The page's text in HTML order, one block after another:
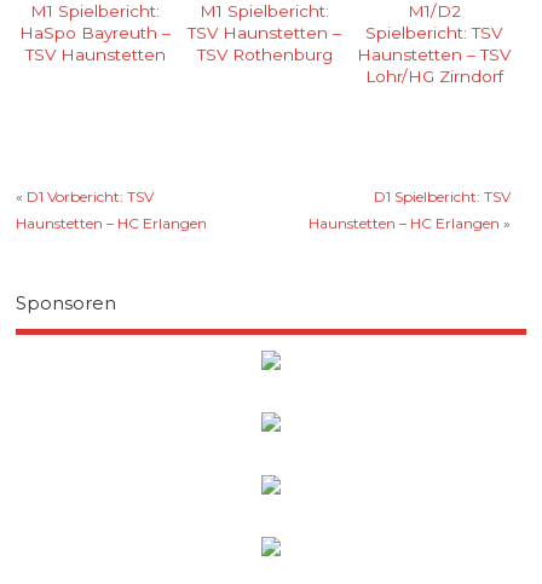
M1 Spielbericht:
HaSpo Bayreuth –
TSV Haunstetten
M1 Spielbericht:
TSV Haunstetten –
TSV Rothenburg
M1/D2
Spielbericht: TSV
Haunstetten – TSV
Lohr/HG Zirndorf
« D1 Vorbericht: TSV
Haunstetten – HC Erlangen
D1 Spielbericht: TSV
Haunstetten – HC Erlangen »
Sponsoren